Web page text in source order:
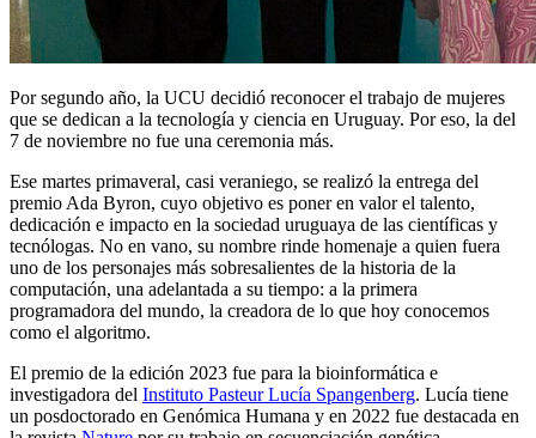
Por segundo año, la UCU decidió reconocer el trabajo de mujeres
que se dedican a la tecnología y ciencia en Uruguay. Por eso, la del
7 de noviembre no fue una ceremonia más.
Ese martes primaveral, casi veraniego, se realizó la entrega del
premio Ada Byron, cuyo objetivo es poner en valor el talento,
dedicación e impacto en la sociedad uruguaya de las científicas y
tecnólogas. No en vano, su nombre rinde homenaje a quien fuera
uno de los personajes más sobresalientes de la historia de la
computación, una adelantada a su tiempo: a la primera
programadora del mundo, la creadora de lo que hoy conocemos
como el algoritmo.
El premio de la edición 2023 fue para la bioinformática e
investigadora del Instituto Pasteur Lucía Spangenberg. Lucía tiene
un posdoctorado en Genómica Humana y en 2022 fue destacada en